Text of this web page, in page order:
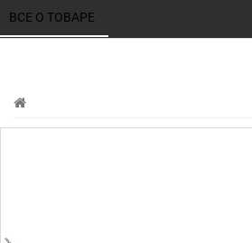
ВСЕ О ТОВАРЕ